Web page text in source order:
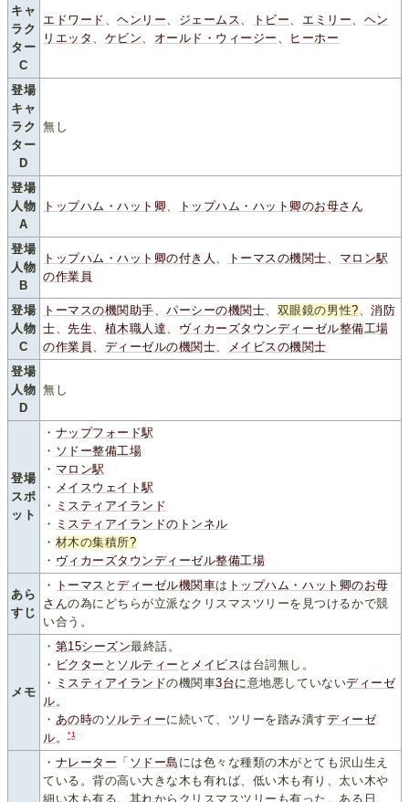
キャ
ラク
ター
C
エドワード 、ヘンリー ジェームス トビー エミリー
ヘン
リエッタ
ケビン オールド・ウィージー ヒーホー
登場
キャ
ラク
ター
D
無し
登場
人物
A
トップハム・ハット卿 トップハム・ハット卿のお母さん
登場
人物
B
トップハム・ハット卿の付き人 トーマスの機関士
マロン駅
の作業員
登場
人物
C
トーマスの機関助手 、パーシーの機関士 双眼鏡の男性? 、消防
士 、先生 植木職人達
ヴィカーズタウンディーゼル整備工場
の作業員
ディーゼルの機関士
メイビスの機関士
登場
人物
D
無し
登場
スポ
ット
・ ナップフォード駅
・ ソドー整備工場
・ マロン駅
・ メイスウェイト駅
・ ミスティアイランド
・ ミスティアイランドのトンネル
・ 材木の集積所?
・ ヴィカーズタウンディーゼル整備工場
あら
すじ
・ トーマス とディーゼル機関車は トップハム・ハット卿のお母
さんの為にどちらが立派なクリスマスツリーを見つけるかで競
い合う。
メモ
・ 第15シーズン最終話。
・ ビクター と ソルティー と メイビス は台詞無し。
・ ミスティアイランドの機関車3台に意地悪していないディーゼ
ル 。
・ あの時の ソルティーに続いて、ツリーを踏み潰すディーゼ
ル 。*1
・ ナレーター 「 ソドー島 には色々な種類の木がとても沢山生え
ている。背の高い大きな木も有れば、低い木も有り、太い木や
細い木も有る。其れからクリスマスツリーも有った。ある日、